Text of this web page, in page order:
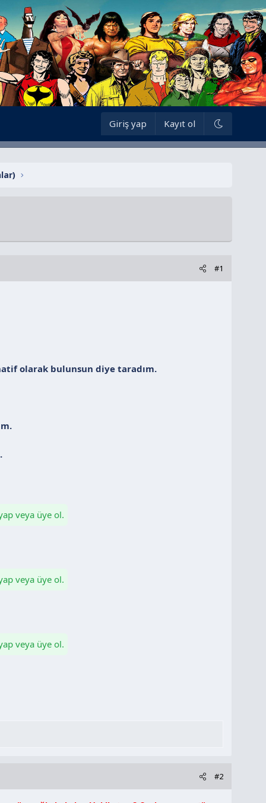
Giriş yap Kayıt ol
#1
olarak bulunsun diye taradım.
veya üye ol.
veya üye ol.
veya üye ol.
#2